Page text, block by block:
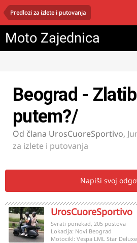
Predlozi za izlete i putovanja
Moto Zajednica
Beograd -
putem?/
Od člana UrosCuoreSportivo,
za izlete i putovanja
Napiši svoj
UrosCuoreSportivo
Svrati ponekad, 205 postova
Lokacija: Novi Beograd
Motocikl: Vespa LML Star